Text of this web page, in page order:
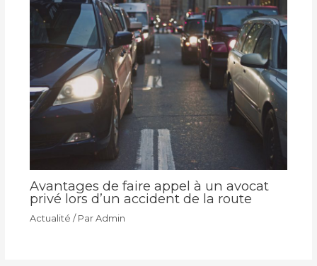
Avantages de faire appel à un avocat
privé lors d’un accident de la route
Actualité / Par Admin